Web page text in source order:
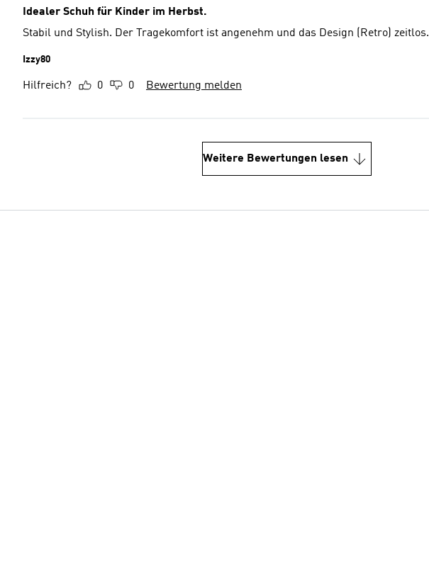
Idealer Schuh für Kinder im Herbst.
Stabil und Stylish. Der Tragekomfort ist angenehm und das Design (Retro) zeitlos.
Izzy80
Hilfreich? 0 0 Bewertung melden
Weitere Bewertungen lesen